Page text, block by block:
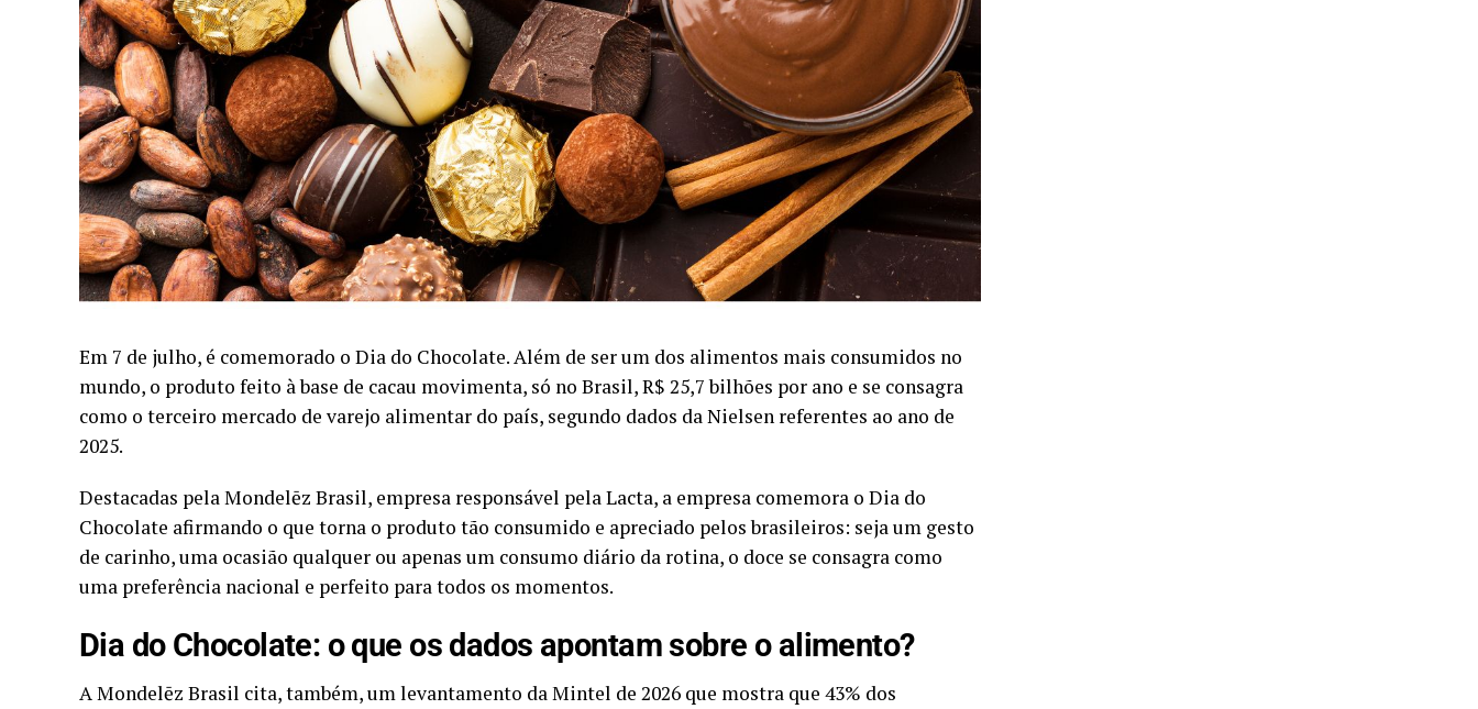
Em 7 de julho, é comemorado o Dia do Chocolate. Além de ser um dos alimentos mais consumidos no
mundo, o produto feito à base de cacau movimenta, só no Brasil, R$ 25,7 bilhões por ano e se consagra
como o terceiro mercado de varejo alimentar do país, segundo dados da Nielsen referentes ao ano de
2025.
Destacadas pelaMondelēz Brasil, empresa responsável pela Lacta, a empresa comemora o Dia do
Chocolate afirmando o que torna o produto tão consumido e apreciado pelos brasileiros: seja um gesto
de carinho, uma ocasião qualquer ou apenas um consumo diário da rotina, o doce se consagra como
uma preferência nacional e perfeito para todos os momentos.
Dia do Chocolate: o que os dados apontam sobre o alimento?
A Mondelēz Brasil cita, também, um levantamento da Mintel de 2026 que mostra que 43% dos